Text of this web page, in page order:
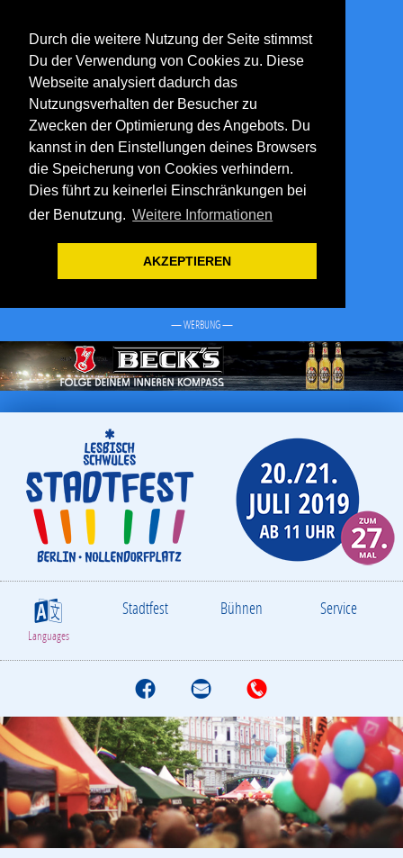
Durch die weitere Nutzung der Seite stimmst
Du der Verwendung von Cookies zu. Diese
Webseite analysiert dadurch das
Nutzungsverhalten der Besucher zu
Zwecken der Optimierung des Angebots. Du
kannst in den Einstellungen deines Browsers
die Speicherung von Cookies verhindern.
Dies führt zu keinerlei Einschränkungen bei
der Benutzung. Weitere Informationen
AKZEPTIEREN
— WERBUNG —
S
Languages
Stadtfest Bühnen Service
f M T